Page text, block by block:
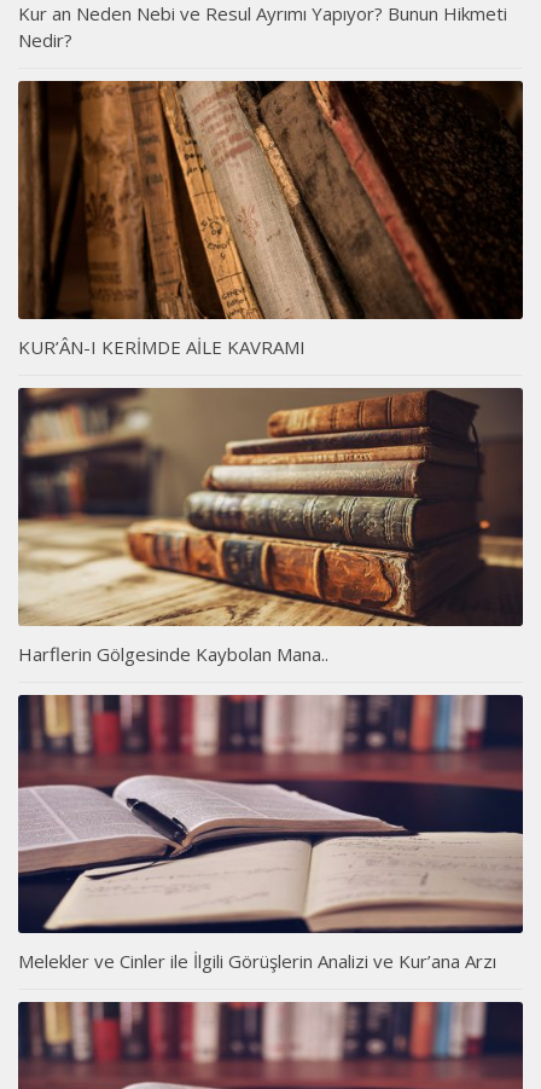
Kur an Neden Nebi ve Resul Ayrımı Yapıyor? Bunun Hikmeti
Nedir?
KUR’ÂN-I KERİMDE AİLE KAVRAMI
Harflerin Gölgesinde Kaybolan Mana..
Melekler ve Cinler ile İlgili Görüşlerin Analizi ve Kur’ana Arzı